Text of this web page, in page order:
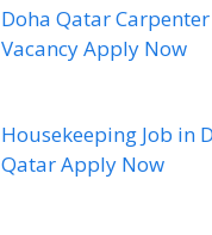
Doha Qatar Carpenter
Vacancy Apply Now
Housekeeping Job in
Qatar Apply Now